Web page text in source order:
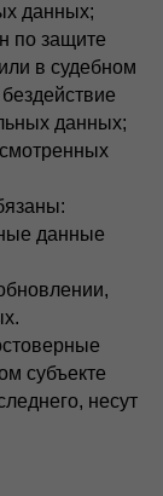
данных;
по защите
в судебном
данных;
данные
субъекте
несут